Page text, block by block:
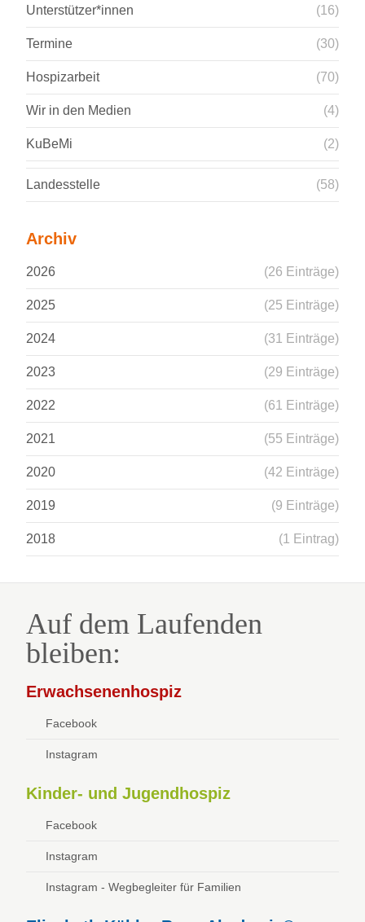
Unterstützer*innen (16)
Termine (30)
Hospizarbeit (70)
Wir in den Medien (4)
KuBeMi (2)
Landesstelle (58)
Archiv
2026 (26 Einträge)
2025 (25 Einträge)
2024 (31 Einträge)
2023 (29 Einträge)
2022 (61 Einträge)
2021 (55 Einträge)
2020 (42 Einträge)
2019 (9 Einträge)
2018 (1 Eintrag)
Auf dem Laufenden
bleiben:
Erwachsenenhospiz
Facebook
Instagram
Kinder- und Jugendhospiz
Facebook
Instagram
Instagram - Wegbegleiter für Familien